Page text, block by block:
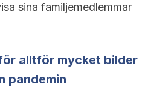
sina familjemedlemmar
alltför mycket bilder
pandemin